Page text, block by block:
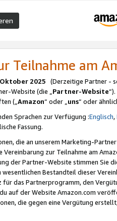
Teilnahme am
2025 (Derzeitige Partner -
Website (die „Partner-Website
(„Amazon“ oder „uns“ oder
Sprachen zur Verfügung :Englisch,
Fassung.
die an unserem Marketing-
Vereinbarung zur Teilnahme am
der Partner-Website stimmen Sie
wesentlichen Bestandteil dieser
für das Partnerprogramm, den
auf der Website Amazon.com
die gegen eine Vergütung